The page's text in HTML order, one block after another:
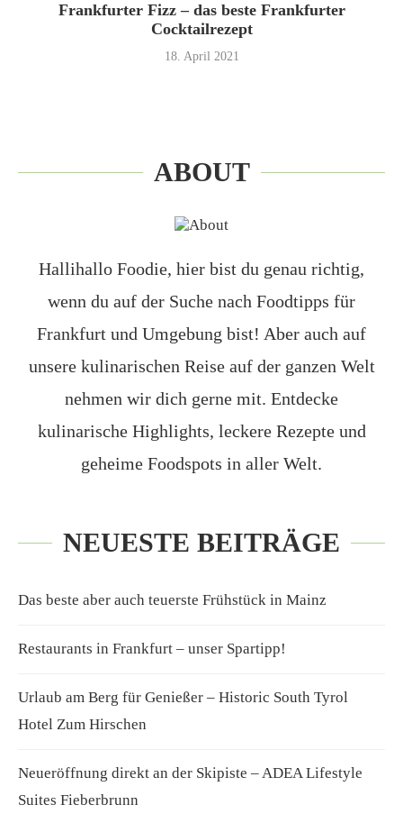
Frankfurter Fizz – das beste Frankfurter
Cocktailrezept
18. April 2021
ABOUT
Hallihallo Foodie, hier bist du genau richtig,
wenn du auf der Suche nach Foodtipps für
Frankfurt und Umgebung bist! Aber auch auf
unsere kulinarischen Reise auf der ganzen Welt
nehmen wir dich gerne mit. Entdecke
kulinarische Highlights, leckere Rezepte und
geheime Foodspots in aller Welt.
NEUESTE BEITRÄGE
Das beste aber auch teuerste Frühstück in Mainz
Restaurants in Frankfurt – unser Spartipp!
Urlaub am Berg für Genießer – Historic South Tyrol
Hotel Zum Hirschen
Neueröffnung direkt an der Skipiste – ADEA Lifestyle
Suites Fieberbrunn